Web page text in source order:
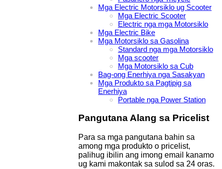
Mga Electric Motorsiklo ug Scooter
Mga Electric Scooter
Electric nga mga Motorsiklo
Mga Electric Bike
Mga Motorsiklo sa Gasolina
Standard nga mga Motorsiklo
Mga scooter
Mga Motorsiklo sa Cub
Bag-ong Enerhiya nga Sasakyan
Mga Produkto sa Pagtipig sa
Enerhiya
Portable nga Power Station
Pangutana Alang sa Pricelist
Para sa mga pangutana bahin sa
among mga produkto o pricelist,
palihug ibilin ang imong email kanamo
ug kami makontak sa sulod sa 24 oras.